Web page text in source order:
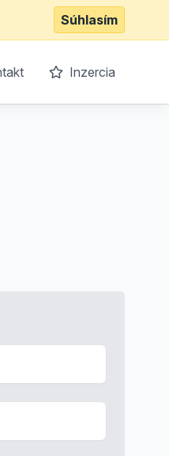
Súhlasím
Inzercia